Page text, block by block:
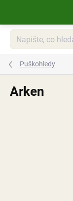
Puškohledy
Arken